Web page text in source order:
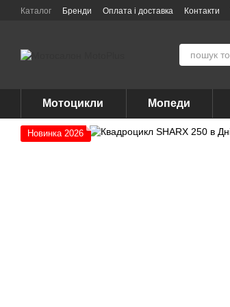
Перейти до основного контенту
Каталог Бренди Оплата і доставка Контакти
Мотоцикли Мопеди
Новинка 2026